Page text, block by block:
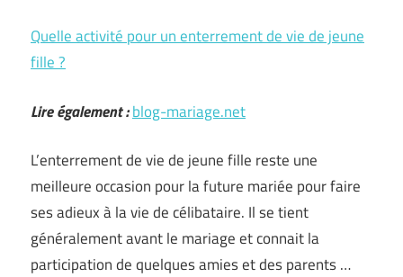
Quelle activité pour un enterrement de vie de jeune
fille ?
Lire également :blog-mariage.net
L’enterrement de vie de jeune fille reste une
meilleure occasion pour la future mariée pour faire
ses adieux à la vie de célibataire. Il se tient
généralement avant le mariage et connait la
participation de quelques amies et des parents …